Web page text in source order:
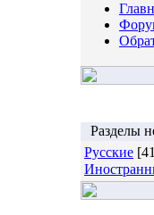
Разделы
Русские